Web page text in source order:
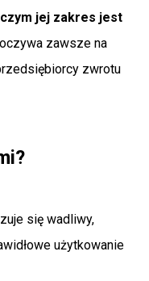
jej zakres jest
zawsze na
zwrotu
się wadliwy,
użytkowanie